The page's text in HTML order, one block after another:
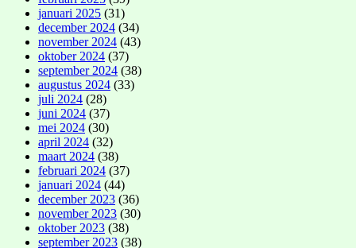
januari 2025 (31)
december 2024 (34)
november 2024 (43)
oktober 2024 (37)
september 2024 (38)
augustus 2024 (33)
juli 2024 (28)
juni 2024 (37)
mei 2024 (30)
april 2024 (32)
maart 2024 (38)
februari 2024 (37)
januari 2024 (44)
december 2023 (36)
november 2023 (30)
oktober 2023 (38)
september 2023 (38)